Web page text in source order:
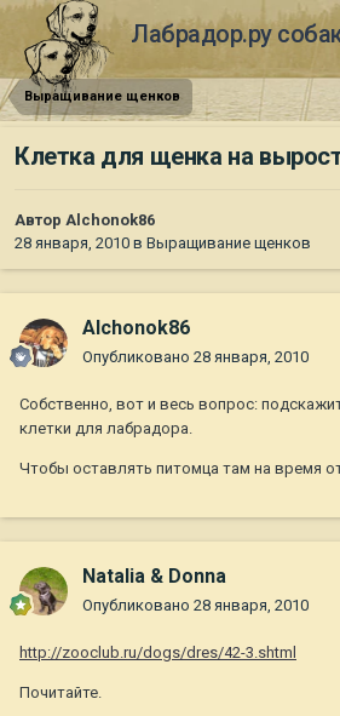
Лабрадор.ру
Выращивание щенков
Клетка для щенка на
Автор Alchonok86
28 января, 2010 в Выращивание щенков
Alchonok86
Опубликовано 28 января, 2010
Собственно, вот и весь вопрос:
клетки для лабрадора.
Чтобы оставлять питомца там на время
Natalia & Donna
Опубликовано 28 января, 2010
http://zooclub.ru/dogs/dres/42-3.shtml
Почитайте.